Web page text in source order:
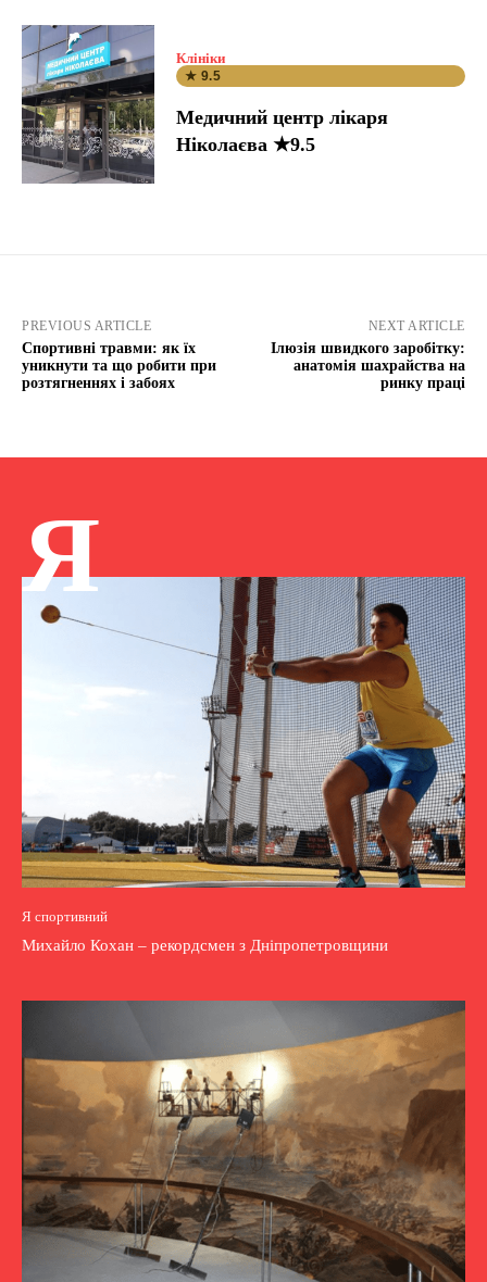
Клініки
★ 9.5
Медичний центр лікаря
Ніколаєва ★9.5
PREVIOUS ARTICLE
Спортивні травми: як їх
уникнути та що робити при
розтягненнях і забоях
NEXT ARTICLE
Ілюзія швидкого заробітку:
анатомія шахрайства на
ринку праці
Я
Я спортивний
Михайло Кохан – рекордсмен з Дніпропетровщини